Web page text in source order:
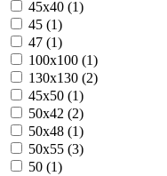
45x40 (1)
45 (1)
47 (1)
100x100 (1)
130x130 (2)
45х50 (1)
50x42 (2)
50x48 (1)
50x55 (3)
50 (1)